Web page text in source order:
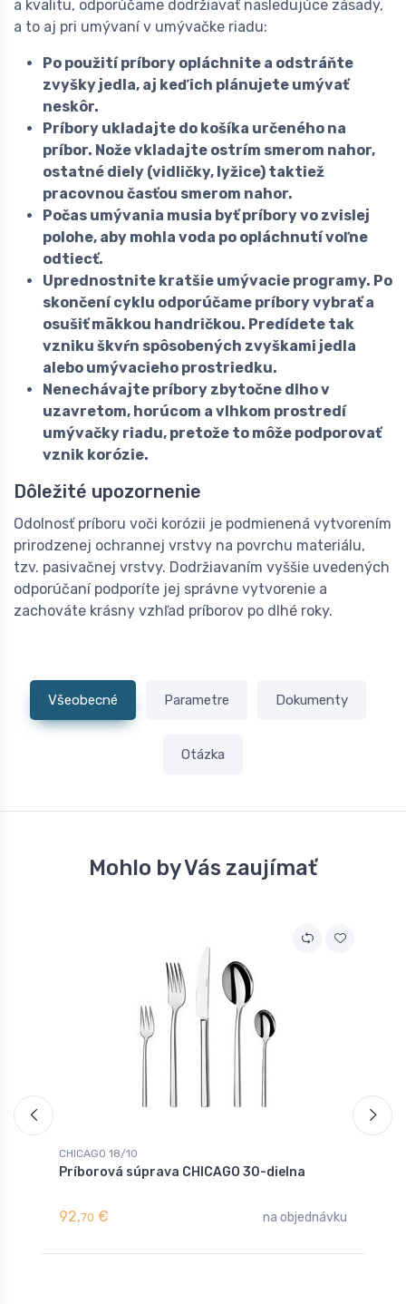
a kvalitu, odporúčame dodržiavať nasledujúce zásady,
a to aj pri umývaní v umývačke riadu:
Po použití príbory opláchnite a odstráňte
zvyšky jedla, aj keď ich plánujete umývať
neskôr.
Príbory ukladajte do košíka určeného na
príbor. Nože vkladajte ostrím smerom nahor,
ostatné diely (vidličky, lyžice) taktiež
pracovnou časťou smerom nahor.
Počas umývania musia byť príbory vo zvislej
polohe, aby mohla voda po opláchnutí voľne
odtiecť.
Uprednostnite kratšie umývacie programy. Po
skončení cyklu odporúčame príbory vybrať a
osušiť mäkkou handričkou. Predídete tak
vzniku škvŕn spôsobených zvyškami jedla
alebo umývacieho prostriedku.
Nenechávajte príbory zbytočne dlho v
uzavretom, horúcom a vlhkom prostredí
umývačky riadu, pretože to môže podporovať
vznik korózie.
Dôležité upozornenie
Odolnosť príboru voči korózii je podmienená vytvorením
prirodzenej ochrannej vrstvy na povrchu materiálu,
tzv. pasivačnej vrstvy. Dodržiavaním vyššie uvedených
odporúčaní podporíte jej správne vytvorenie a
zachováte krásny vzhľad príborov po dlhé roky.
Všeobecné Parametre Dokumenty
Otázka
Mohlo by Vás zaujímať
CHICAGO 18/10
Príborová súprava CHICAGO 30-dielna
92,70 € na objednávku